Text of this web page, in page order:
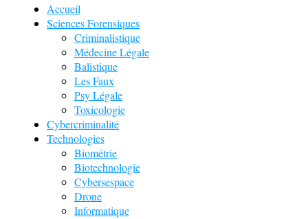
Accueil
Sciences Forensiques
Criminalistique
Médecine Légale
Balistique
Les Faux
Psy Légale
Toxicologie
Cybercriminalité
Technologies
Biométrie
Biotechnologie
Cybersespace
Drone
Informatique